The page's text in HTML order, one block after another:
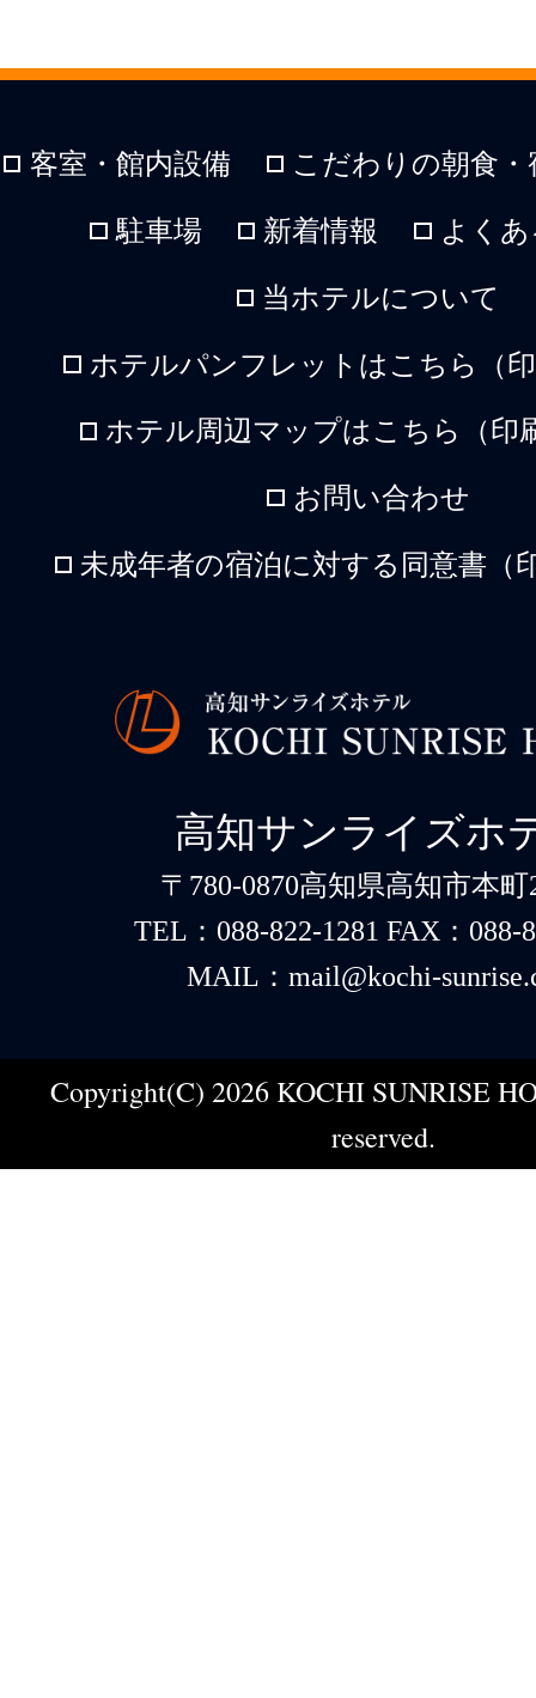
客室・館内設備 こだわりの朝食
駐車場 新着情報 よく
当ホテルについて
ホテルパンフレットはこちら（
ホテル周辺マップはこちら（印
お問い合わせ
未成年者の宿泊に対する同意書（
高知サンライズホ
〒780-0870高知県高知市本町
TEL：088-822-1281 FAX：088-
MAIL：mail@kochi-
Copyright(C) 2026 KOCHI SUNRISE
reserved.